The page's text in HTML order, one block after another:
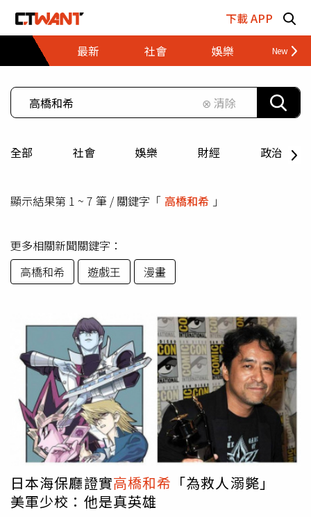
下載 APP
最新
社會 娛樂 財經
⊗ 清除
全部 社會 娛樂 財經 政治
顯示結果第 1 ~ 7 筆 / 關鍵字「 高橋和希 」
更多相關新聞關鍵字：
高橋和希
遊戲王 漫畫
日本海保廳證實高橋和希 「為救人溺斃」
美軍少校：他是真英雄